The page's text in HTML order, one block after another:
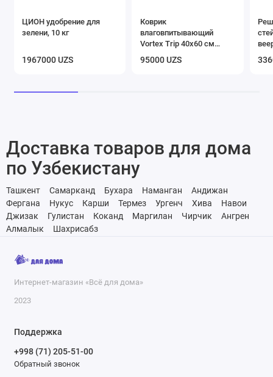
ЦИОН удобрение для
зелени, 10 кг
1967000 UZS
Коврик
влаговпитывающий
Vortex Trip 40х60 см
черный
95000 UZS
Доставка товаров для дома
по Узбекистану
Ташкент Самарканд Бухара Наманган
Андижан
Фергана
Нукус Карши Термез Ургенч Хива
Навои
Джизак
Гулистан Коканд Маргилан Чирчик
Ангрен
Алмалык
Шахрисабз
Интернет-магазин «Всё для дома»
2023
Поддержка
+998 (71) 205-51-00
Обратный звонок